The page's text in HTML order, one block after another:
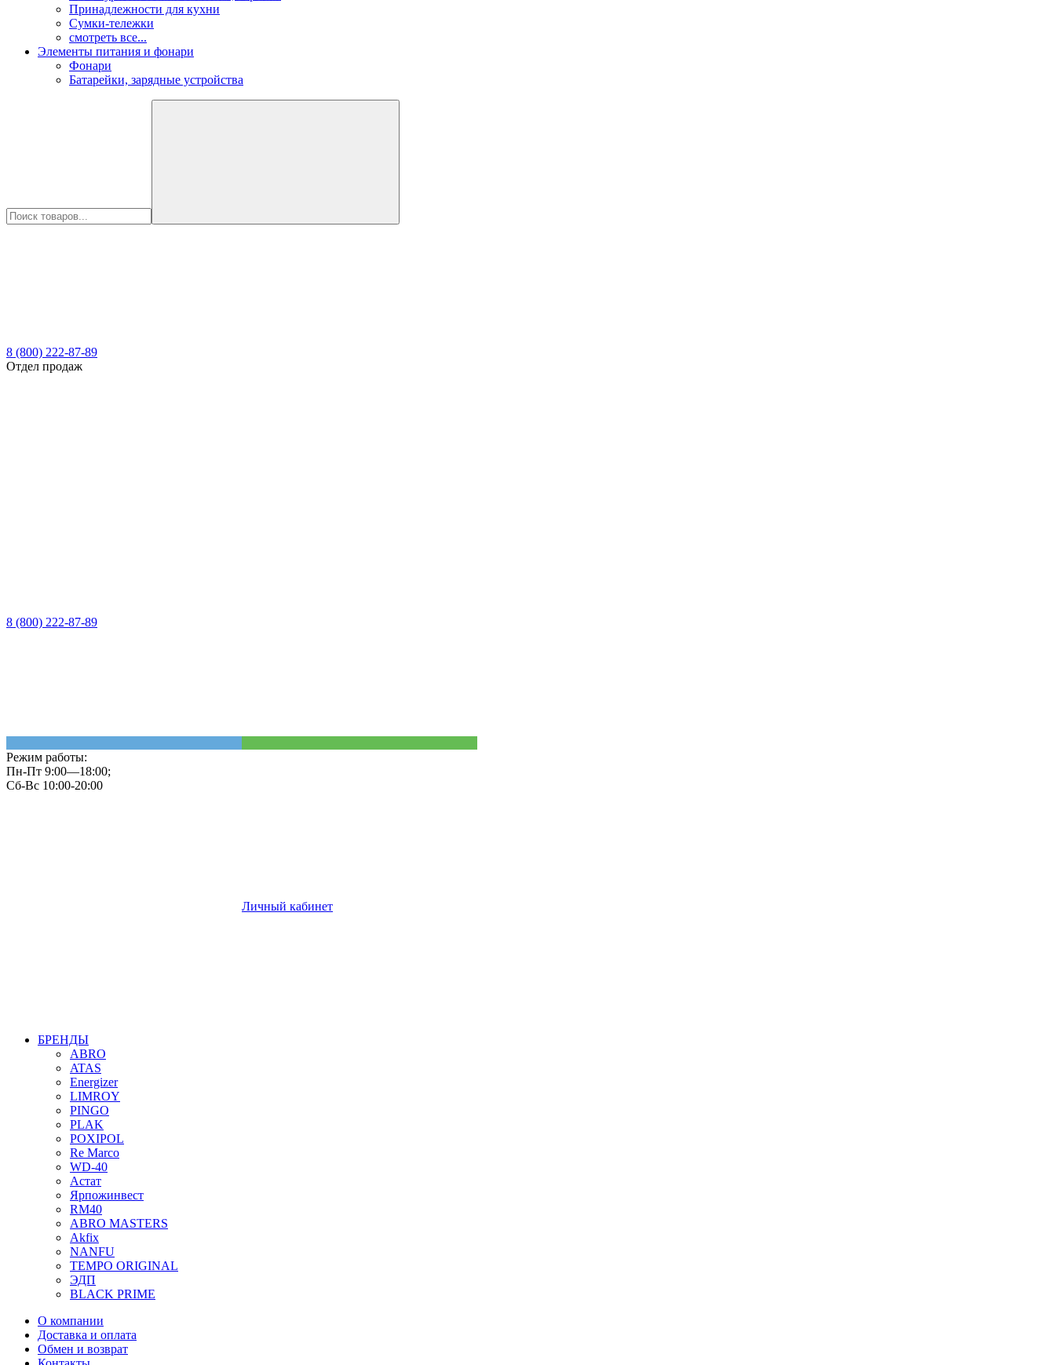
Принадлежности для кухни
Сумки-тележки
смотреть все...
Элементы питания и фонари
Фонари
Батарейки, зарядные устройства
8 (800) 222-87-89
Отдел продаж
8 (800) 222-87-89
Режим работы:
Пн-Пт 9:00—18:00;
Сб-Вс 10:00-20:00
Личный кабинет
БРЕНДЫ
ABRO
ATAS
Energizer
LIMROY
PINGO
PLAK
POXIPOL
Re Marco
WD-40
Астат
Ярпожинвест
RM40
ABRO MASTERS
Akfix
NANFU
TEMPO ORIGINAL
ЭДП
BLACK PRIME
О компании
Доставка и оплата
Обмен и возврат